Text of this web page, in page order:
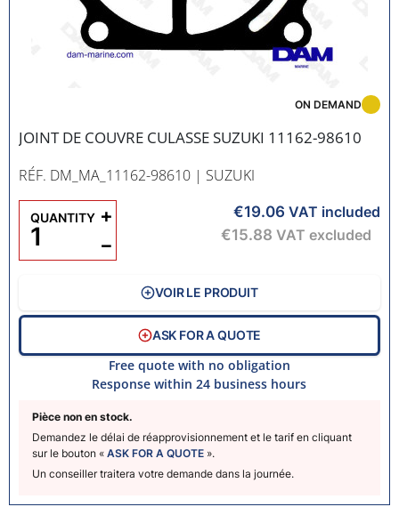
JOINT DE COUVRE CULASSE SUZUKI 11162-98610
RÉF. DM_MA_11162-98610 | SUZUKI
Pièce non en stock.
Demandez le délai de réapprovisionnement et le tarif en cliquant
sur le bouton « ASK FOR A QUOTE ».
Un conseiller traitera votre demande dans la journée.
ON DEMAND
€19.06 VAT included
€15.88 VAT excluded
QUANTITY
−
+
VOIR LE PRODUIT
ASK FOR A QUOTE
Free quote with no obligation
Response within 24 business hours